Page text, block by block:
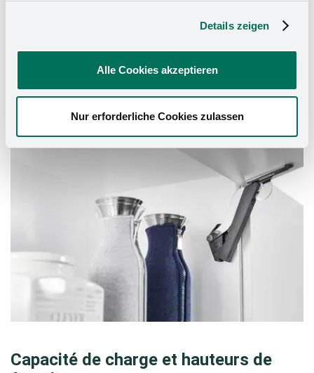
Details zeigen
Alle Cookies akzeptieren
Nur erforderliche Cookies zulassen
construction.
Capacité de charge et hauteurs de